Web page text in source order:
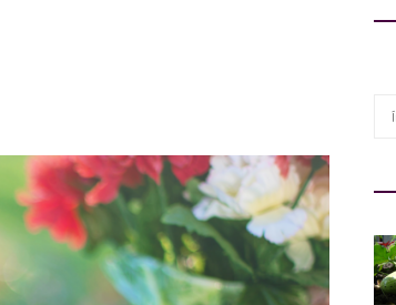
c
f
o
r